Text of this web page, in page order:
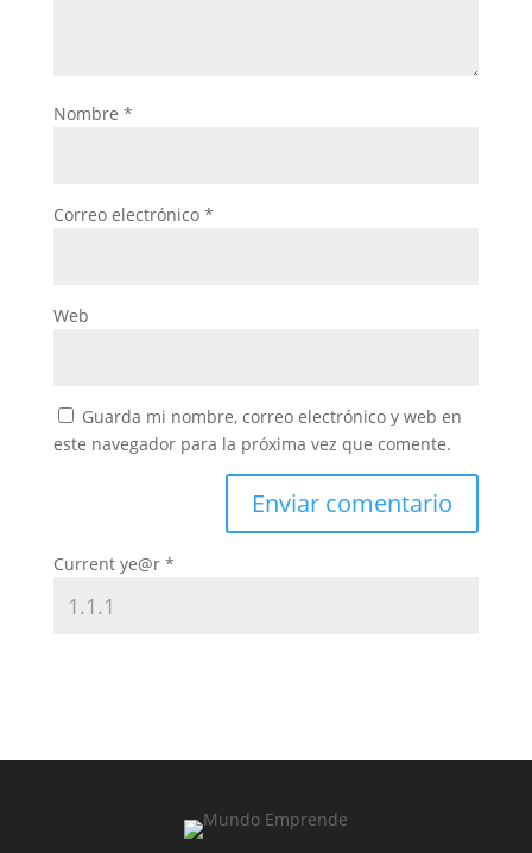
Nombre *
Correo electrónico *
Web
Guarda mi nombre, correo electrónico y web en
este navegador para la próxima vez que comente.
Current ye@r *